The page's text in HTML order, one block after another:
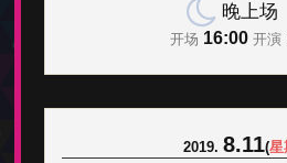
晚上场
开场 16:00 开演
2019. 8.11(星